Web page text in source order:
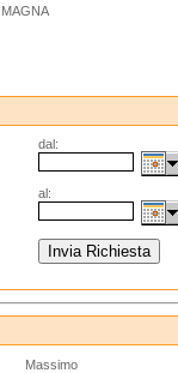
dal:
al:
Massimo